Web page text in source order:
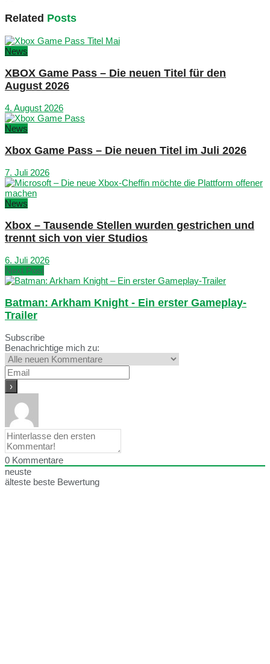
Related Posts
News
XBOX Game Pass – Die neuen Titel für den
August 2026
4. August 2026
News
Xbox Game Pass – Die neuen Titel im Juli 2026
7. Juli 2026
News
Xbox – Tausende Stellen wurden gestrichen und
trennt sich von vier Studios
6. Juli 2026
Next Post
Batman: Arkham Knight - Ein erster Gameplay-
Trailer
Subscribe
Benachrichtige mich zu:
0 Kommentare
neuste
älteste beste Bewertung